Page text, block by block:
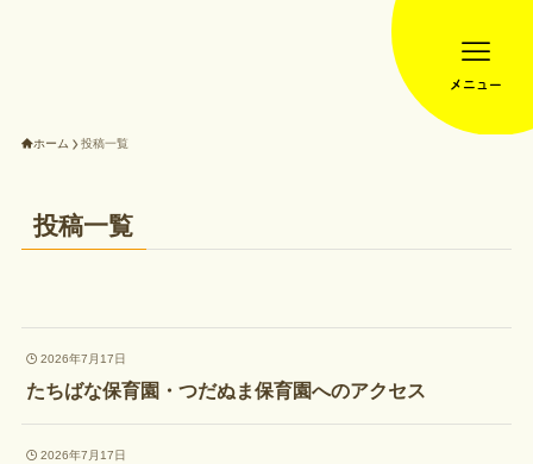
メニュー
ホーム 投稿一覧
投稿一覧
2026年7月17日
たちばな保育園・つだぬま保育園へのアクセス
2026年7月17日